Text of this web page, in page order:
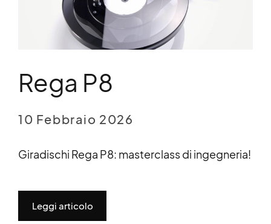
Rega P8
10 Febbraio 2026
Giradischi Rega P8: masterclass di ingegneria!
Leggi articolo